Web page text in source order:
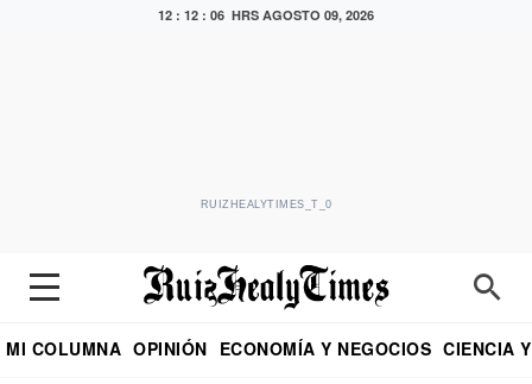
12 : 12 : 07 HRS AGOSTO 09, 2026
RUIZHEALYTIMES_T_0
MI COLUMNA OPINIÓN ECONOMÍA Y NEGOCIOS CIENCIA